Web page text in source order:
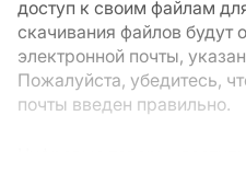
доступ к своим файлам
скачивания файлов будут
электронной почты,
Пожалуйста, убедитесь,
почты введен правильно.